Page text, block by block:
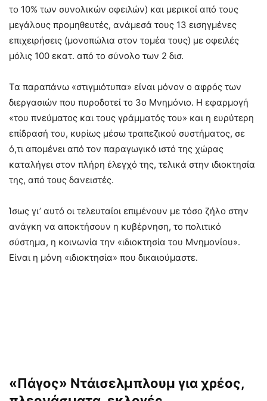
το 10% των συνολικών οφειλών) και μερικοί από τους
μεγάλους προμηθευτές, ανάμεσά τους 13 εισηγμένες
επιχειρήσεις (μονοπώλια στον τομέα τους) με οφειλές
μόλις 100 εκατ. από το σύνολο των 2 δισ.
Τα παραπάνω «στιγμιότυπα» είναι μόνον ο αφρός των
διεργασιών που πυροδοτεί το 3ο Μνημόνιο. Η εφαρμογή
«του πνεύματος και τους γράμματός του» και η ευρύτερη
επίδρασή του, κυρίως μέσω τραπεζικού συστήματος, σε
ό,τι απομένει από τον παραγωγικό ιστό της χώρας
καταλήγει στον πλήρη έλεγχό της, τελικά στην ιδιοκτησία
της, από τους δανειστές.
Ίσως γι’ αυτό οι τελευταίοι επιμένουν με τόσο ζήλο στην
ανάγκη να αποκτήσουν η κυβέρνηση, το πολιτικό
σύστημα, η κοινωνία την «ιδιοκτησία του Μνημονίου».
Είναι η μόνη «ιδιοκτησία» που δικαιούμαστε.
«Πάγος» Ντάισελμπλουμ για χρέος,